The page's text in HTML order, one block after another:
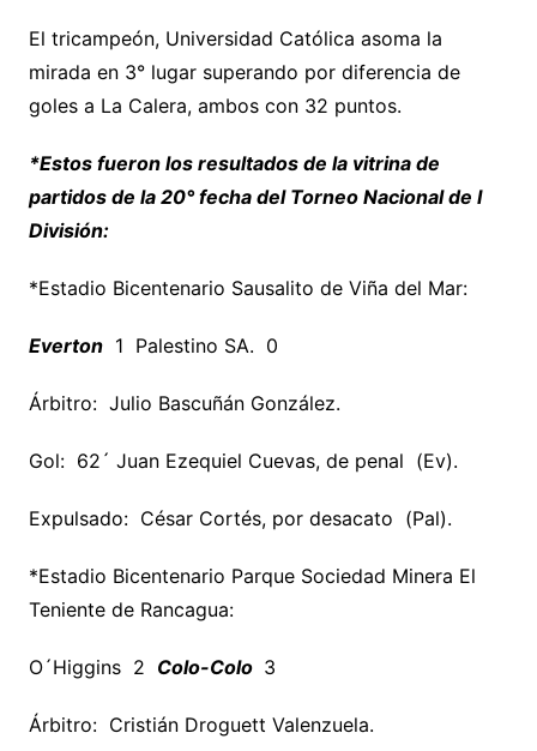
El tricampeón, Universidad Católica asoma la
mirada en 3° lugar superando por diferencia de
goles a La Calera, ambos con 32 puntos.
*Estos fueron los resultados de la vitrina de
partidos de la 20° fecha del Torneo Nacional de I
División:
*Estadio Bicentenario Sausalito de Viña del Mar:
Everton1 Palestino SA. 0
Árbitro: Julio Bascuñán González.
Gol: 62´ Juan Ezequiel Cuevas, de penal (Ev).
Expulsado: César Cortés, por desacato (Pal).
*Estadio Bicentenario Parque Sociedad Minera El
Teniente de Rancagua:
O´Higgins 2 Colo-Colo 3
Árbitro: Cristián Droguett Valenzuela.